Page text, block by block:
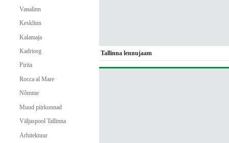
Vanalinn
Kesklinn
Kalamaja
Kadriorg
Pirita
Rocca al Mare
Nõmme
Muud piirkonnad
Väljaspool Tallinna
Arhitektuur
Tallinna lennujaam